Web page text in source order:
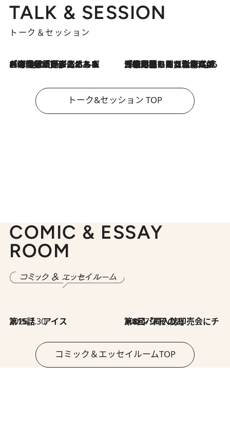
TALK & SESSION
トーク＆セッション
2026.8.3
「今後値上げがあるとすれば…」「リスクがあるのは今年の冬」エネルギー専門家が語る、ホルムズ海峡封鎖が家庭にもたらす“ある心配” 2026.8.3
「住宅建てられない…」「サーチャージ料の高値が続いている」ホルムズ海峡封鎖による影響はいつまで続く？《エネルギー専門家に聞く“どうなる日本の暮らし”》
トーク&セッション TOP
COMIC & ESSAY
ROOM
2026.7.30
第15話 アイス 2026.7.30
第8回「同人誌即売会にチャレンジ その2」
コミック＆エッセイルームTOP